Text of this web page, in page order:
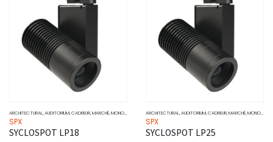
ARCHITECTURAL,AUDITORIUM,CADREUR,MARCHÉ,MONOCHROME MUSÉO,PROJECTEURS,SOURCE
SPX
SYCLOSPOT LP18
ARCHITECTURAL,AUDITORIUM,CADREUR,MARCHÉ,MONOCHROME
SPX
SYCLOSPOT LP25